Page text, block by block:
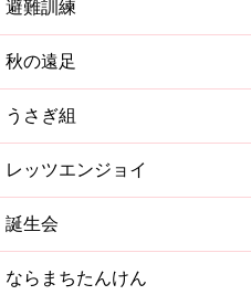
避難訓練
秋の遠足
うさぎ組
レッツエンジョイ
誕生会
ならまちたんけん